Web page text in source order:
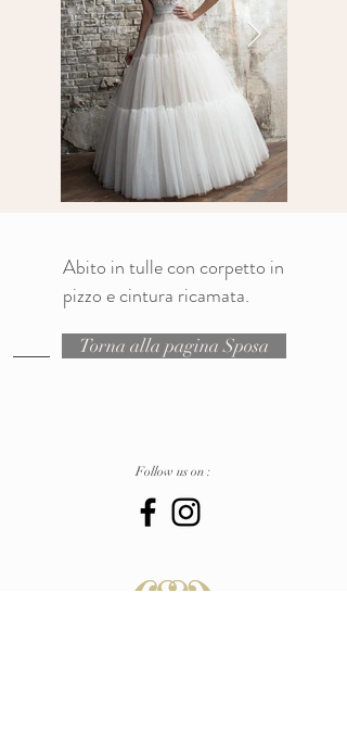
Abito in tulle con corpetto in
pizzo e cintura ricamata.
Torna alla pagina Sposa
Follow us on :